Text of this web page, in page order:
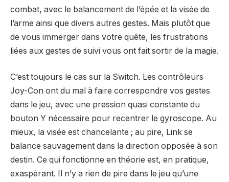
combat, avec le balancement de l’épée et la visée de
l’arme ainsi que divers autres gestes. Mais plutôt que
de vous immerger dans votre quête, les frustrations
liées aux gestes de suivi vous ont fait sortir de la magie.
C’est toujours le cas sur la Switch. Les contrôleurs
Joy-Con ont du mal à faire correspondre vos gestes
dans le jeu, avec une pression quasi constante du
bouton Y nécessaire pour recentrer le gyroscope. Au
mieux, la visée est chancelante ; au pire, Link se
balance sauvagement dans la direction opposée à son
destin. Ce qui fonctionne en théorie est, en pratique,
exaspérant. Il n’y a rien de pire dans le jeu qu’une